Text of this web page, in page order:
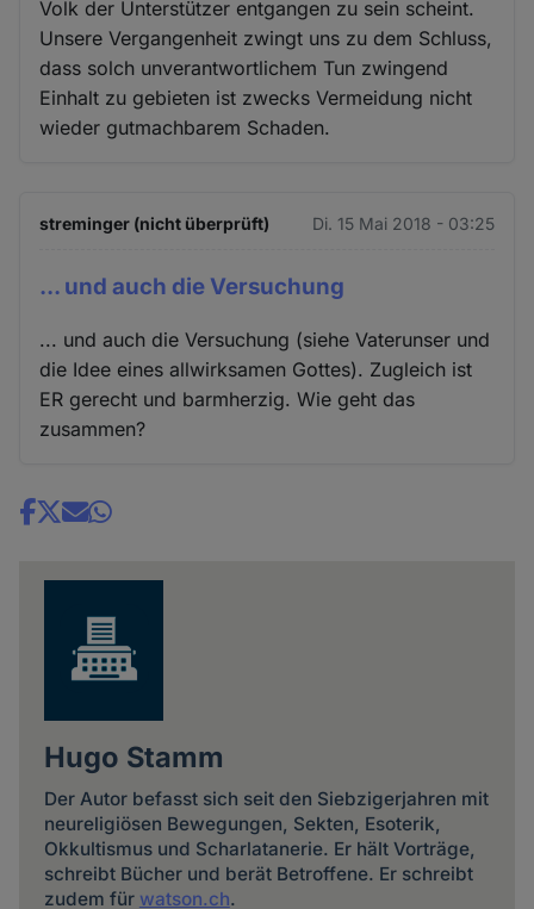
Volk der Unterstützer entgangen zu sein scheint.
Unsere Vergangenheit zwingt uns zu dem Schluss,
dass solch unverantwortlichem Tun zwingend
Einhalt zu gebieten ist zwecks Vermeidung nicht
wieder gutmachbarem Schaden.
streminger (nicht überprüft) Di. 15 Mai 2018 - 03:25
... und auch die Versuchung
... und auch die Versuchung (siehe Vaterunser und
die Idee eines allwirksamen Gottes). Zugleich ist
ER gerecht und barmherzig. Wie geht das
zusammen?
Share
Hugo Stamm
Der Autor befasst sich seit den Siebzigerjahren mit
neureligiösen Bewegungen, Sekten, Esoterik,
Okkultismus und Scharlatanerie. Er hält Vorträge,
schreibt Bücher und berät Betroffene. Er schreibt
zudem für watson.ch.